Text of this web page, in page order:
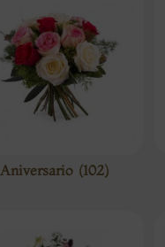
Aniversario (102)